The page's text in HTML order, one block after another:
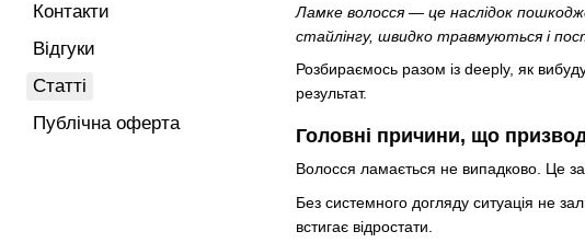
Ламке волосся — це наслідок
стайлінгу, швидко травмуються і
Розбираємось разом із deeply, як
результат.
Головні причини, що
Волосся ламається не випадково. Це
Без системного догляду ситуація не
встигає відростати.
Контакти
Відгуки
Статті
Публічна оферта